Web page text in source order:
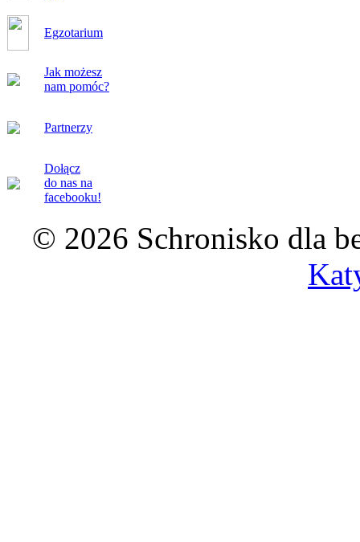
Egzotarium
Jak możesz
nam pomóc?
Partnerzy
Dołącz
do nas na
facebooku!
© 2026 Schronisko dla